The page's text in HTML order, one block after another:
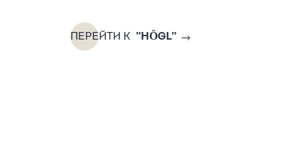
ПЕРЕЙТИ К "HÖGL"